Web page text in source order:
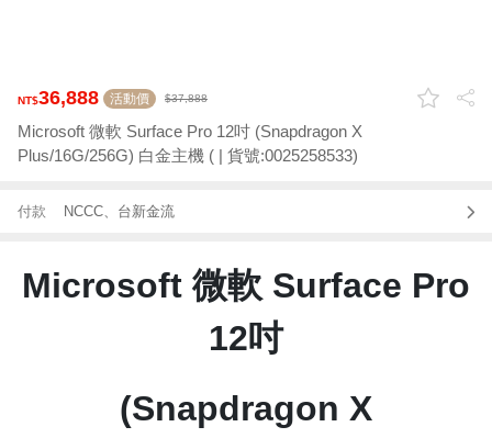
36,888 活動價 37,888
Microsoft 微軟 Surface Pro 12吋 (Snapdragon X
Plus/16G/256G) 白金主機 ( | 貨號:0025258533)
付款 NCCC、台新金流
Microsoft 微軟 Surface Pro
12吋
(Snapdragon X